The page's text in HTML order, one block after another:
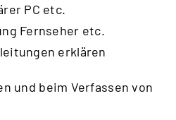
PC etc.
Fernseher etc.
erklären
und beim Verfassen von